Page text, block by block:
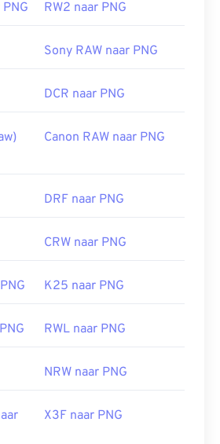
oktober 1996
PNG's
hulpmiddelen:
RW2 naar PNG
Sony RAW naar PNG
DCR naar PNG
Canon RAW naar PNG
DRF naar PNG
CRW naar PNG
K25 naar PNG
RWL naar PNG
NRW naar PNG
X3F naar PNG